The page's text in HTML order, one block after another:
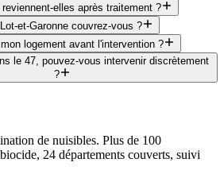
elles après traitement ?
et-Garonne couvrez-vous ?
logement avant l'intervention ?
le 47, pouvez-vous intervenir discrètement
?
de nuisibles. Plus de 100
24 départements couverts, suivi